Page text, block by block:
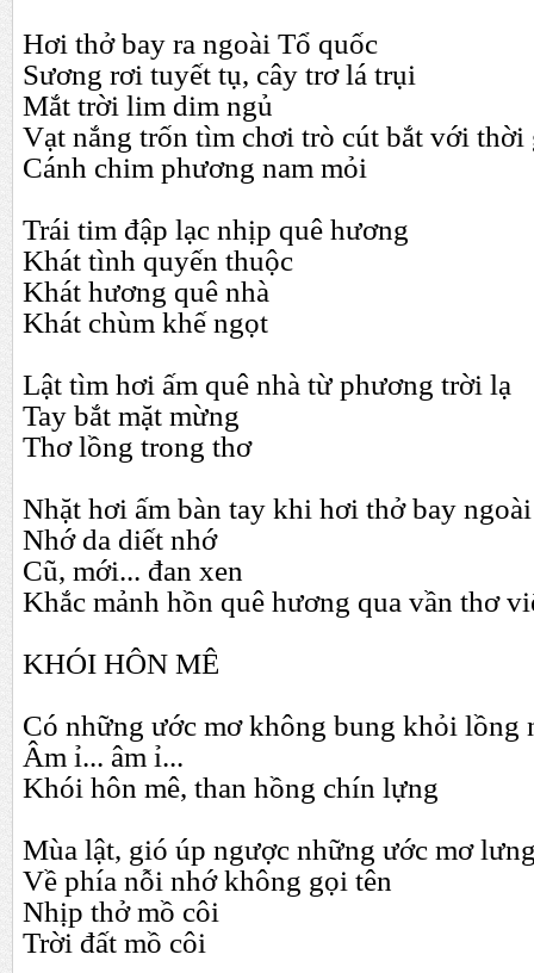
Hơi thở bay ra ngoài Tổ quốc
Sương rơi tuyết tụ, cây trơ lá trụi
Mắt trời lim dim ngủ
Vạt nắng trốn tìm chơi trò cút bắt với
Cánh chim phương nam mỏi
Trái tim đập lạc nhịp quê hương
Khát tình quyến thuộc
Khát hương quê nhà
Khát chùm khế ngọt
Lật tìm hơi ấm quê nhà từ phương trời lạ
Tay bắt mặt mừng
Thơ lồng trong thơ
Nhặt hơi ấm bàn tay khi hơi thở bay
Nhớ da diết nhớ
Cũ, mới... đan xen
Khắc mảnh hồn quê hương qua vần thơ
KHÓI HÔN MÊ
Có những ước mơ không bung khỏi lồng
Âm ỉ... âm ỉ...
Khói hôn mê, than hồng chín lựng
Mùa lật, gió úp ngược những ước mơ
Về phía nỗi nhớ không gọi tên
Nhịp thở mồ côi
Trời đất mồ côi